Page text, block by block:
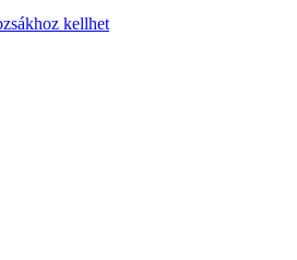
kellhet